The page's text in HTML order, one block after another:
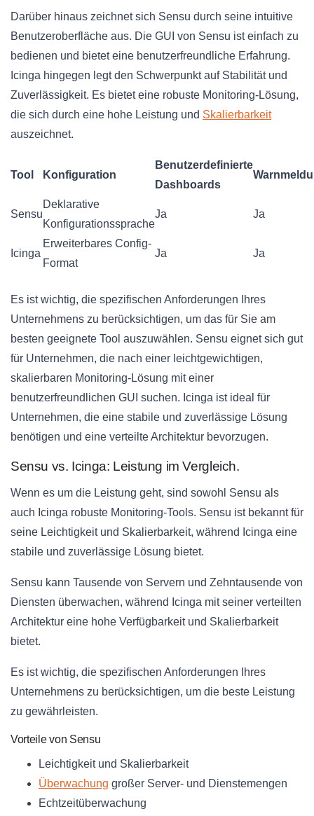
Darüber hinaus zeichnet sich Sensu durch seine intuitive
Benutzeroberfläche aus. Die GUI von Sensu ist einfach zu
bedienen und bietet eine benutzerfreundliche Erfahrung.
Icinga hingegen legt den Schwerpunkt auf Stabilität und
Zuverlässigkeit. Es bietet eine robuste Monitoring-Lösung,
die sich durch eine hohe Leistung und Skalierbarkeit
auszeichnet.
Tool Konfiguration
Benutzerdefinierte
Dashboards
Sensu
Deklarative
Konfigurationssprache
Ja Ja
Icinga
Erweiterbares Config-
Format
Ja Ja
Es ist wichtig, die spezifischen Anforderungen Ihres
Unternehmens zu berücksichtigen, um das für Sie am
besten geeignete Tool auszuwählen. Sensu eignet sich gut
für Unternehmen, die nach einer leichtgewichtigen,
skalierbaren Monitoring-Lösung mit einer
benutzerfreundlichen GUI suchen. Icinga ist ideal für
Unternehmen, die eine stabile und zuverlässige Lösung
benötigen und eine verteilte Architektur bevorzugen.
Sensu vs. Icinga: Leistung im Vergleich.
Wenn es um die Leistung geht, sind sowohl Sensu als
auch Icinga robuste Monitoring-Tools. Sensu ist bekannt für
seine Leichtigkeit und Skalierbarkeit, während Icinga eine
stabile und zuverlässige Lösung bietet.
Sensu kann Tausende von Servern und Zehntausende von
Diensten überwachen, während Icinga mit seiner verteilten
Architektur eine hohe Verfügbarkeit und Skalierbarkeit
bietet.
Es ist wichtig, die spezifischen Anforderungen Ihres
Unternehmens zu berücksichtigen, um die beste Leistung
zu gewährleisten.
Vorteile von Sensu
Leichtigkeit und Skalierbarkeit
Überwachung großer Server- und Dienstemengen
Echtzeitüberwachung